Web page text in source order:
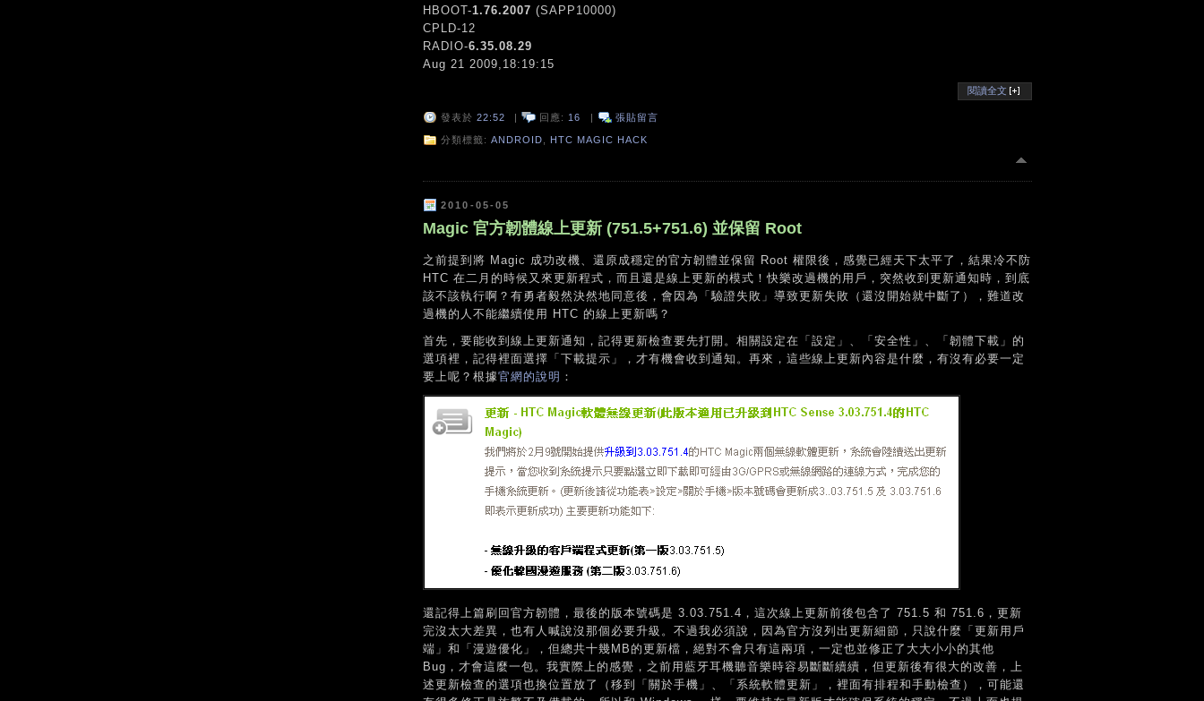
HBOOT-1.76.2007 (SAPP10000)
CPLD-12
RADIO-6.35.08.29
Aug 21 2009,18:19:15
閱讀全文
發表於 22:52 | 回應: 16 | 張貼留言
分類標籤: ANDROID HTC MAGIC HACK
2010-05-05
Magic 官方韌體線上更新 (751.5+751.6) 並保留 Root
之前提到將 Magic 成功改機、還原成穩定的官方韌體並保留 Root 權限後，感覺已經天下太平了，結果冷不防
HTC 在二月的時候又來更新程式，而且還是線上更新的模式！快樂改過機的用戶，突然收到更新通知時，到底
該不該執行啊？有勇者毅然決然地同意後，會因為「驗證失敗」導致更新失敗（還沒開始就中斷了），難道改
過機的人不能繼續使用 HTC 的線上更新嗎？
首先，要能收到線上更新通知，記得更新檢查要先打開。相關設定在「設定」、「安全性」、「韌體下載」的
選項裡，記得裡面選擇「下載提示」，才有機會收到通知。再來，這些線上更新內容是什麼，有沒有必要一定
要上呢？根據官網的說明 ：
還記得上篇刷回官方韌體，最後的版本號碼是 3.03.751.4，這次線上更新前後包含了 751.5 和 751.6，更新
完沒太大差異，也有人喊說沒那個必要升級。不過我必須說，因為官方沒列出更新細節，只說什麼「更新用戶
端」和「漫遊優化」，但總共十幾MB的更新檔，絕對不會只有這兩項，一定也並修正了大大小小的其他
Bug，才會這麼一包。我實際上的感覺，之前用藍牙耳機聽音樂時容易斷斷續續，但更新後有很大的改善，上
述更新檢查的選項也換位置放了（移到「關於手機」、「系統軟體更新」，裡面有排程和手動檢查），可能還